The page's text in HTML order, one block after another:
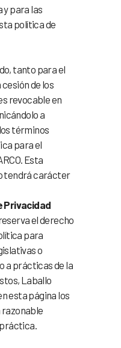
y para las
política de
tanto para el
de los
revocable en
a
términos
para el
Esta
tendrá carácter
Privacidad
el derecho
para
o
a prácticas de la
Laballo
esta página los